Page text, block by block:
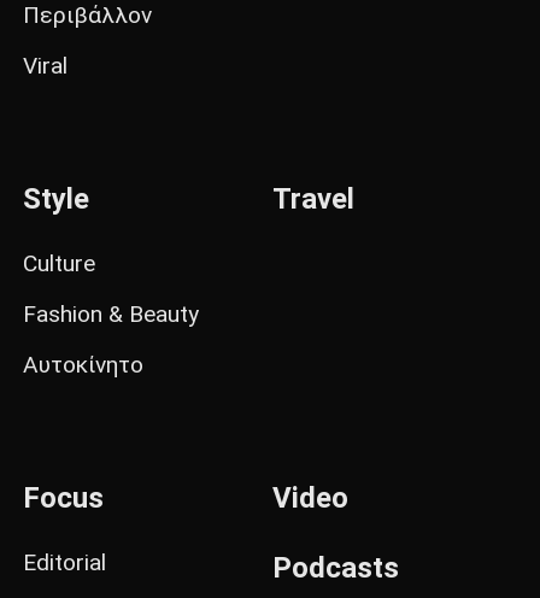
Περιβάλλον
Viral
Style
Culture
Fashion & Beauty
Αυτοκίνητο
Travel
Focus
Editorial
Video
Podcasts